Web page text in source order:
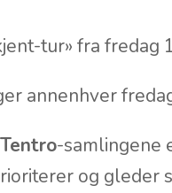
tur» fra fredag
annenhver
Tentro-samlingene
og gleder